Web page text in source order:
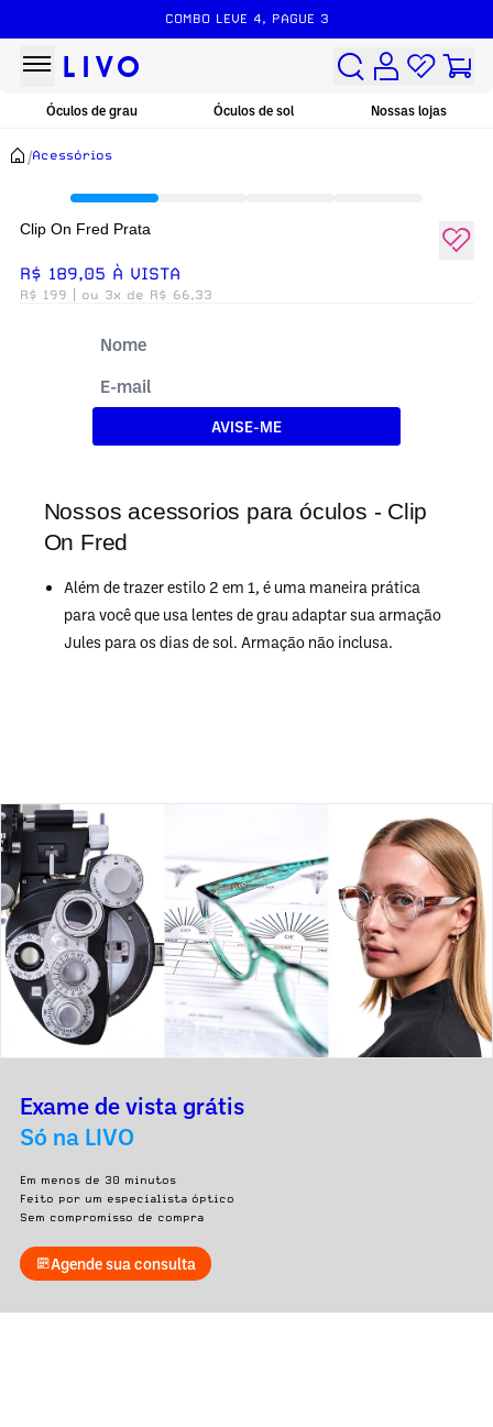
COMBO LEVE 4, PAGUE 3
Óculos de grau Óculos de sol Nossas lojas
/Acessórios
Nossos acessorios para óculos - Clip
On Fred
Além de trazer estilo 2 em 1, é uma maneira prática
para você que usa lentes de grau adaptar sua armação
Jules para os dias de sol. Armação não inclusa.
Clip On Fred Prata
R$ 189,05 À VISTA
R$ 199 | ou 3x de R$ 66,33
AVISE-ME
Exame de vista grátis
Só na LIVO
Em menos de 30 minutos
Feito por um especialista óptico
Sem compromisso de compra
Agende sua consulta